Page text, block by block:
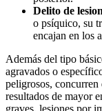
Delito de
o psíquico, su
encajan en los
Además del tipo
agravados o
peligrosos, concurren
resultados de mayor
graves, lesiones por